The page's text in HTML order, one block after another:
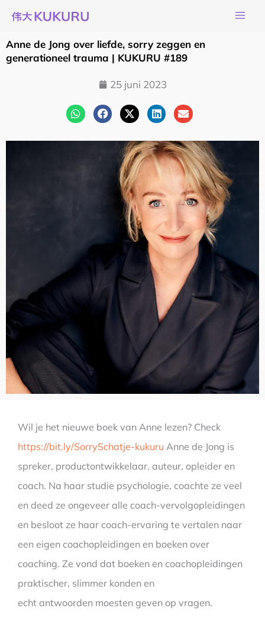
naar
de
inhoud
Anne de Jong over liefde, sorry zeggen en
generationeel trauma | KUKURU #189
25 juni 2023
Wil je het nieuwe boek van Anne lezen? Check
https://bit.ly/SorrySchatje-kukuru Anne de Jong is
spreker, productontwikkelaar, auteur, opleider en
coach. Na haar studie psychologie, coachte ze veel
en deed ze ongeveer alle coach-vervolgopleidingen
en besloot ze haar coach-ervaring te vertalen naar
een eigen coachopleidingen en boeken over
coaching. Ze vond dat boeken en coachopleidingen
praktischer, slimmer konden en
echt antwoorden moesten geven op vragen.